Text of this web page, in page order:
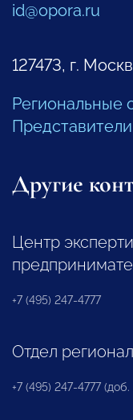
id@opora.ru
127473, г.
Региональные
Другие
Центр
+7 (495) 247-4777
Отдел
+7 (495) 247-4777 (доб.